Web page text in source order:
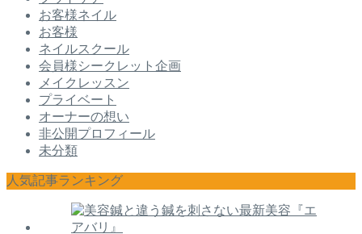
お客様ネイル
お客様
ネイルスクール
会員様シークレット企画
メイクレッスン
プライベート
オーナーの想い
非公開プロフィール
未分類
人気記事ランキング